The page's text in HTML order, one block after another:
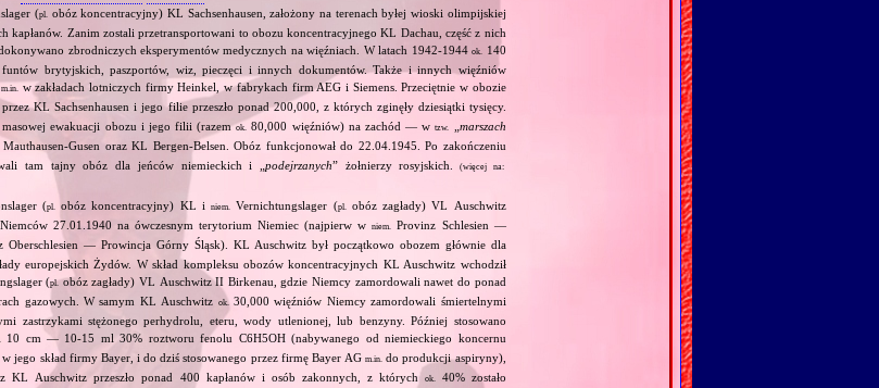
(pl.
obóz koncentracyjny) KL Sachsenhausen, założony na terenach byłej wioski olimpijskiej
kapłanów. Zanim zostali przetransportowani to obozu koncentracyjnego KL Dachau, część z nich
zbrodniczych eksperymentów medycznych na więźniach. W latach 1942‐1944ok.
140
funtów brytyjskich, paszportów, wiz, pieczęci i innych dokumentów. Także i innych więźniów
m.in.
w zakładach lotniczych firmy Heinkel, w fabrykach firm AEG i Siemens. Przeciętnie w obozie
KL Sachsenhausen i jego filie przeszło ponad 200,000, z których zginęły dziesiątki tysięcy.
masowej ewakuacji obozu i jego filii (razemok. 80,000 więźniów) na zachód — wtzw.
marszach
oraz KL Bergen‐Belsen. Obóz funkcjonował do 22.04.1945. Po zakończeniu
tam tajny obóz dla jeńców niemieckich i „ podejrzanych” żołnierzy rosyjskich.
(więcej na:
(pl. obóz koncentracyjny) KL iniem. Vernichtungslager (pl.
obóz zagłady) VL Auschwitz
27.01.1940 na ówczesnym terytorium Niemiec (najpierw wniem.
Provinz Schlesien —
Oberschlesien — Prowincja Górny Śląsk). KL Auschwitz był początkowo obozem głównie dla
europejskich Żydów. W skład kompleksu obozów koncentracyjnych KL Auschwitz wchodził
(pl.obóz zagłady) VL Auschwitz II Birkenau, gdzie Niemcy zamordowali nawet do ponad
gazowych. W samym KL Auschwitz ok.30,000 więźniów Niemcy zamordowali śmiertelnymi
zastrzykami stężonego perhydrolu, eteru, wody utlenionej, lub benzyny. Później stosowano
10 cm — 10‐15 ml 30% roztworu fenolu C6H5OH (nabywanego od niemieckiego koncernu
jego skład firmy Bayer, i do dziś stosowanego przez firmę Bayer AGm.in. do produkcji aspiryny),
KL Auschwitz przeszło ponad 400 kapłanów i osób zakonnych, z których
ok.
40% zostało